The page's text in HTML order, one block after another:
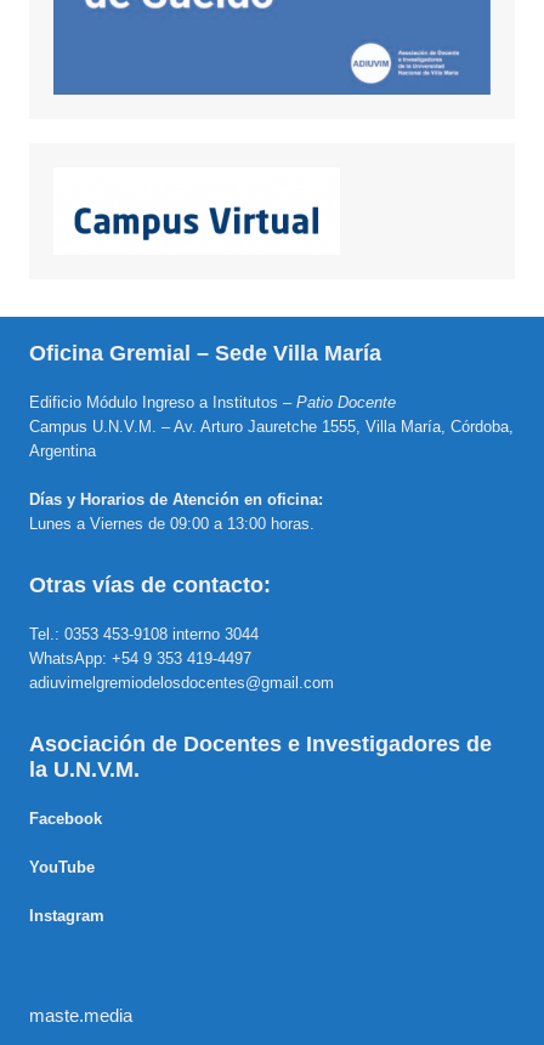
Oficina Gremial – Sede Villa María
Edificio Módulo Ingreso a Institutos – Patio Docente
Campus U.N.V.M. – Av. Arturo Jauretche 1555, Villa María, Córdoba,
Argentina
Días y Horarios de Atención en oficina:
Lunes a Viernes de 09:00 a 13:00 horas.
Otras vías de contacto:
Tel.: 0353 453-9108 interno 3044
WhatsApp: +54 9 353 419-4497
adiuvimelgremiodelosdocentes@gmail.com
Asociación de Docentes e Investigadores de
la U.N.V.M.
Facebook
YouTube
Instagram
maste.media